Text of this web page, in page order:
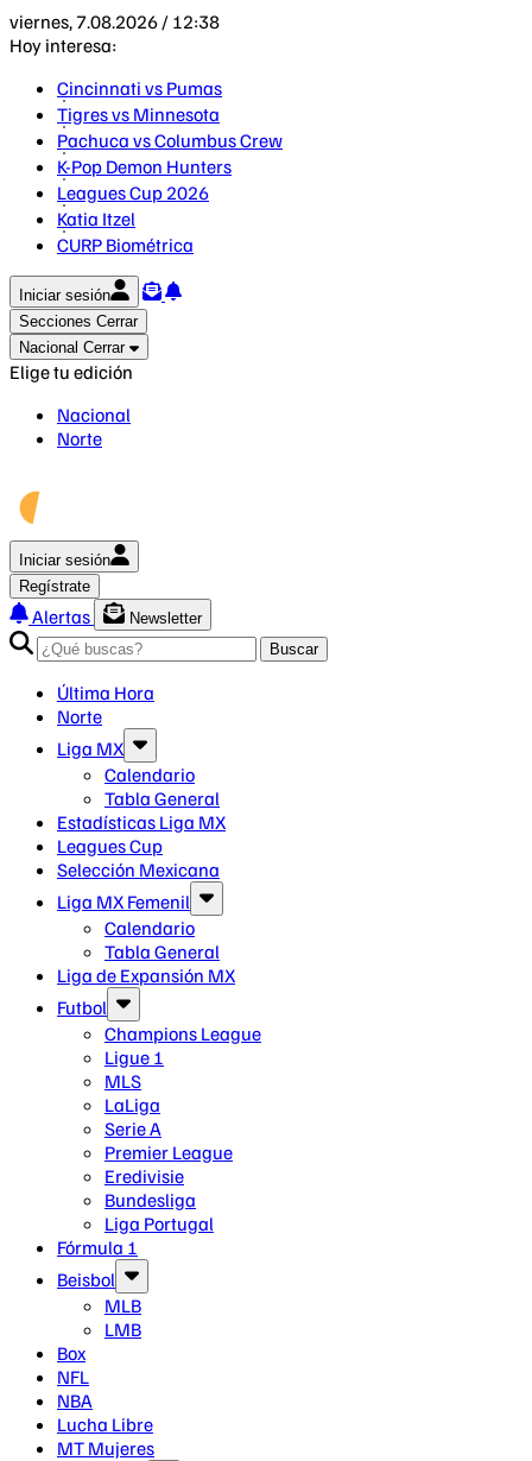
viernes, 7.08.2026 / 12:38
Hoy interesa:
Cincinnati vs Pumas
Tigres vs Minnesota
Pachuca vs Columbus Crew
K-Pop Demon Hunters
Leagues Cup 2026
Katia Itzel
CURP Biométrica
Iniciar sesión
Secciones Cerrar
Nacional Cerrar
Elige tu edición
Nacional
Norte
Iniciar sesión
Regístrate
Alertas
Newsletter
Buscar
Última Hora
Norte
Liga MX
Calendario
Tabla General
Estadísticas Liga MX
Leagues Cup
Selección Mexicana
Liga MX Femenil
Calendario
Tabla General
Liga de Expansión MX
Futbol
Champions League
Ligue 1
MLS
LaLiga
Serie A
Premier League
Eredivisie
Bundesliga
Liga Portugal
Fórmula 1
Beisbol
MLB
LMB
Box
NFL
NBA
Lucha Libre
MT Mujeres